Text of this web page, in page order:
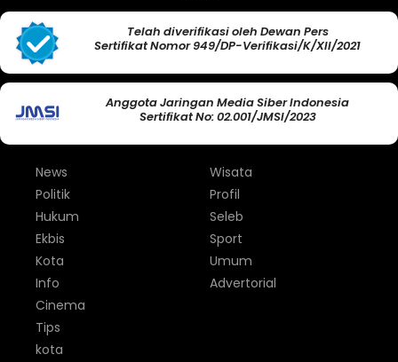
Telah diverifikasi oleh Dewan Pers
Sertifikat Nomor 949/DP-Verifikasi/K/XII/2021
Anggota Jaringan Media Siber Indonesia
Sertifikat No: 02.001/JMSI/2023
News
Politik
Hukum
Ekbis
Kota
Info
Wisata
Profil
Seleb
Sport
Umum
Advertorial
Cinema
Tips
kota